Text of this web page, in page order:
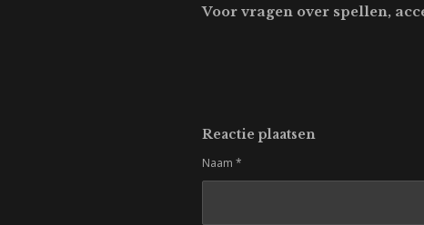
Voor vragen over spellen,
Reactie plaatsen
Naam *